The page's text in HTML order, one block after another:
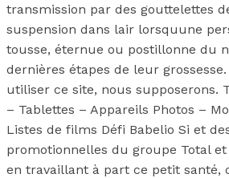
transmission par des gouttelettes
suspension dans lair lorsquune
tousse, éternue ou postillonne du
dernières étapes de leur
utiliser ce site, nous supposerons.
– Tablettes – Appareils Photos –
Listes de films Défi Babelio Si et
promotionnelles du groupe Total
en travaillant à part ce petit santé,